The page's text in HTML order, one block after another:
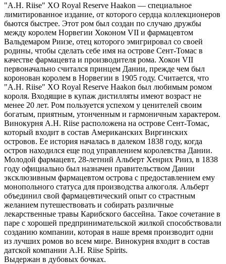
"A.H. Riise" XO Royal Reserve Haakon — специальное
лимитированное издание, от которого сердца коллекционеров
бьются быстрее. Этот ром был создан по случаю дружбы
между королем Норвегии Хоконом VII и фармацевтом
Вальдемаром Риизе, отец которого эмигрировал со своей
родины, чтобы сделать себе имя на острове Сент-Томас в
качестве фармацевта и производителя рома. Хокон VII
первоначально считался принцем Дании, прежде чем был
коронован королем в Норвегии в 1905 году. Считается, что
"A.H. Riise" XO Royal Reserve Haakon был любимым ромом
короля. Входящие в купаж дистилляты имеют возраст не
менее 20 лет. Ром пользуется успехом у ценителей своим
богатым, приятным, утонченным и гармоничным характером.
Винокурня A.H. Riise расположена на острове Сент-Томас,
который входит в состав Американских Виргинских
островов. Ее история началась в далеком 1838 году, когда
остров находился еще под управлением королевства Дании.
Молодой фармацевт, 28-летний Альберт Хенрих Рииз, в 1838
году официально был назначен правительством Дании
эксклюзивным фармацевтом острова с предоставлением ему
монопольного статуса для производства алкоголя. Альберт
объединил свой фармацевтический опыт со страстным
желанием путешествовать и собирать различные
лекарственные травы Карибского бассейна. Такое сочетание в
паре с хорошей предпринимательской жилкой способствовали
созданию компании, которая в наше время производит одни
из лучших ромов во всем мире. Винокурня входит в состав
датской компании A.H. Riise Spirits.
Выдержан в дубовых бочках.